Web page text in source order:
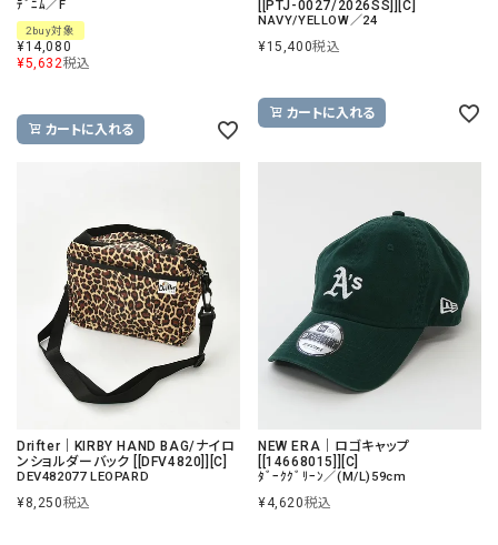
ﾃﾞﾆﾑ／F
2buy対象
¥14,080
¥5,632税込
カートに入れる
[[PTJ-0027/2026SS]][C]
NAVY/YELLOW／24
¥15,400税込
カートに入れる
Drifter｜KIRBY HAND BAG/ナイロ
ンショルダーバック [[DFV4820]][C]
DEV482077 LEOPARD
¥8,250税込
NEW ERA｜ロゴキャップ
[[14668015]][C]
ﾀﾞｰｸｸﾞﾘｰﾝ／(M/L)59cm
¥4,620税込